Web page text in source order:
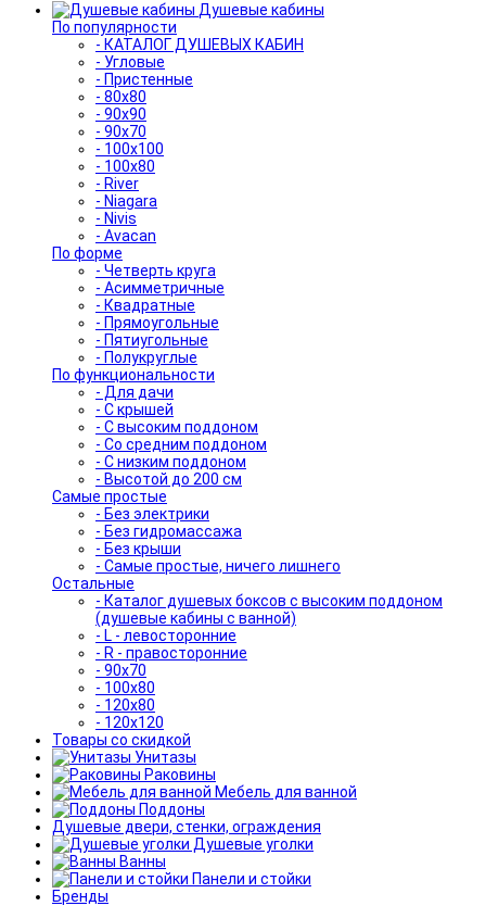
Душевые кабины
По популярности
- КАТАЛОГ ДУШЕВЫХ КАБИН
- Угловые
- Пристенные
- 80x80
- 90x90
- 90x70
- 100x100
- 100x80
- River
- Niagara
- Nivis
- Avacan
По форме
- Четверть круга
- Асимметричные
- Квадратные
- Прямоугольные
- Пятиугольные
- Полукруглые
По функциональности
- Для дачи
- С крышей
- С высоким поддоном
- Со средним поддоном
- С низким поддоном
- Высотой до 200 см
Самые простые
- Без электрики
- Без гидромассажа
- Без крыши
- Самые простые, ничего лишнего
Остальные
- Каталог душевых боксов с высоким поддоном
(душевые кабины с ванной)
- L - левосторонние
- R - правосторонние
- 90x70
- 100x80
- 120x80
- 120x120
Товары со скидкой
Унитазы
Раковины
Мебель для ванной
Поддоны
Душевые двери, стенки, ограждения
Душевые уголки
Ванны
Панели и стойки
Бренды